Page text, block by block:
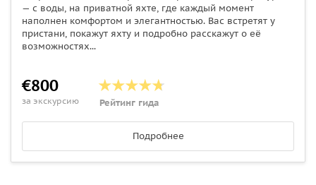
— с воды, на приватной яхте, где каждый момент
наполнен комфортом и элегантностью. Вас встретят у
пристани, покажут яхту и подробно расскажут о её
возможностях...
€800
за экскурсию Рейтинг гида
Подробнее